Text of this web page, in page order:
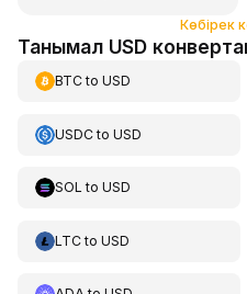
Көбірек
Танымал USD
BTCto USD
USDCto USD
SOL to USD
LTCto USD